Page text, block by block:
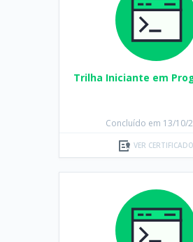
Trilha Iniciante em
Concluído em 13/10/
VER CERTIFICADO